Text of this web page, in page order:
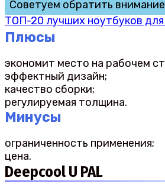
Советуем обратить
ТОП-20 лучших ноутбуков
Плюсы
экономит место на рабочем
эффектный дизайн;
качество сборки;
регулируемая толщина.
Минусы
ограниченность применения;
цена.
Deepcool U PAL